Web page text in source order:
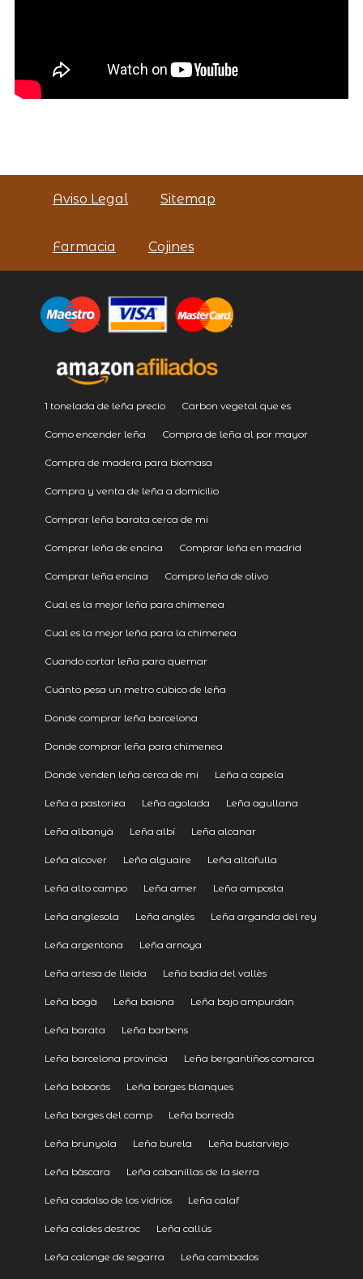
Aviso Legal Sitemap
Farmacia Cojines
1 tonelada de leña precio Carbon vegetal que es
Como encender leña Compra de leña al por mayor
Compra de madera para biomasa
Compra y venta de leña a domicilio
Comprar leña barata cerca de mi
Comprar leña de encina Comprar leña en madrid
Comprar leña encina Compro leña de olivo
Cual es la mejor leña para chimenea
Cual es la mejor leña para la chimenea
Cuando cortar leña para quemar
Cuánto pesa un metro cúbico de leña
Donde comprar leña barcelona
Donde comprar leña para chimenea
Donde venden leña cerca de mi Leña a capela
Leña a pastoriza Leña agolada Leña agullana
Leña albanyà Leña albí Leña alcanar
Leña alcover Leña alguaire Leña altafulla
Leña alto campo Leña amer Leña amposta
Leña anglesola Leña anglès Leña arganda del rey
Leña argentona Leña arnoya
Leña artesa de lleida Leña badia del vallès
Leña bagà Leña baiona Leña bajo ampurdán
Leña barata Leña barbens
Leña barcelona provincia Leña bergantiños comarca
Leña boborás Leña borges blanques
Leña borges del camp Leña borredà
Leña brunyola Leña burela Leña bustarviejo
Leña bàscara Leña cabanillas de la sierra
Leña cadalso de los vidrios Leña calaf
Leña caldes destrac Leña callús
Leña calonge de segarra Leña cambados